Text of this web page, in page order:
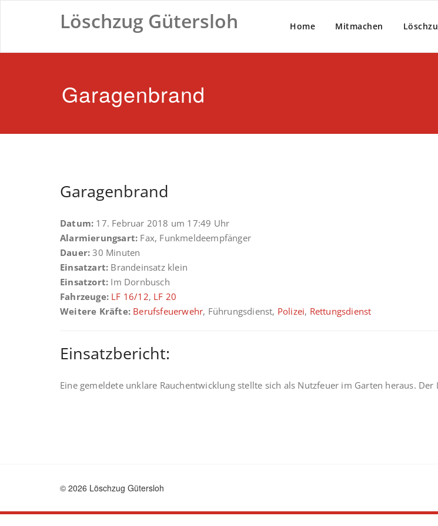
Löschzug Gütersloh Home Mitmachen
Garagenbrand
Garagenbrand
Datum: 17. Februar 2018 um 17:49 Uhr
Alarmierungsart: Fax, Funkmeldeempfänger
Dauer: 30 Minuten
Einsatzart: Brandeinsatz klein
Einsatzort: Im Dornbusch
Fahrzeuge: LF 16/12, LF 20
Weitere Kräfte: Berufsfeuerwehr, Führungsdienst, Polizei, Rettungsdienst
Einsatzbericht:
Eine gemeldete unklare Rauchentwicklung stellte sich als Nutzfeuer im Garten heraus.
© 2026 Löschzug Gütersloh